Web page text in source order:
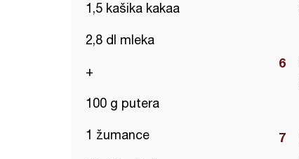
1,5 kašika kakaa
2,8 dl mleka
+
100 g putera
1 žumance